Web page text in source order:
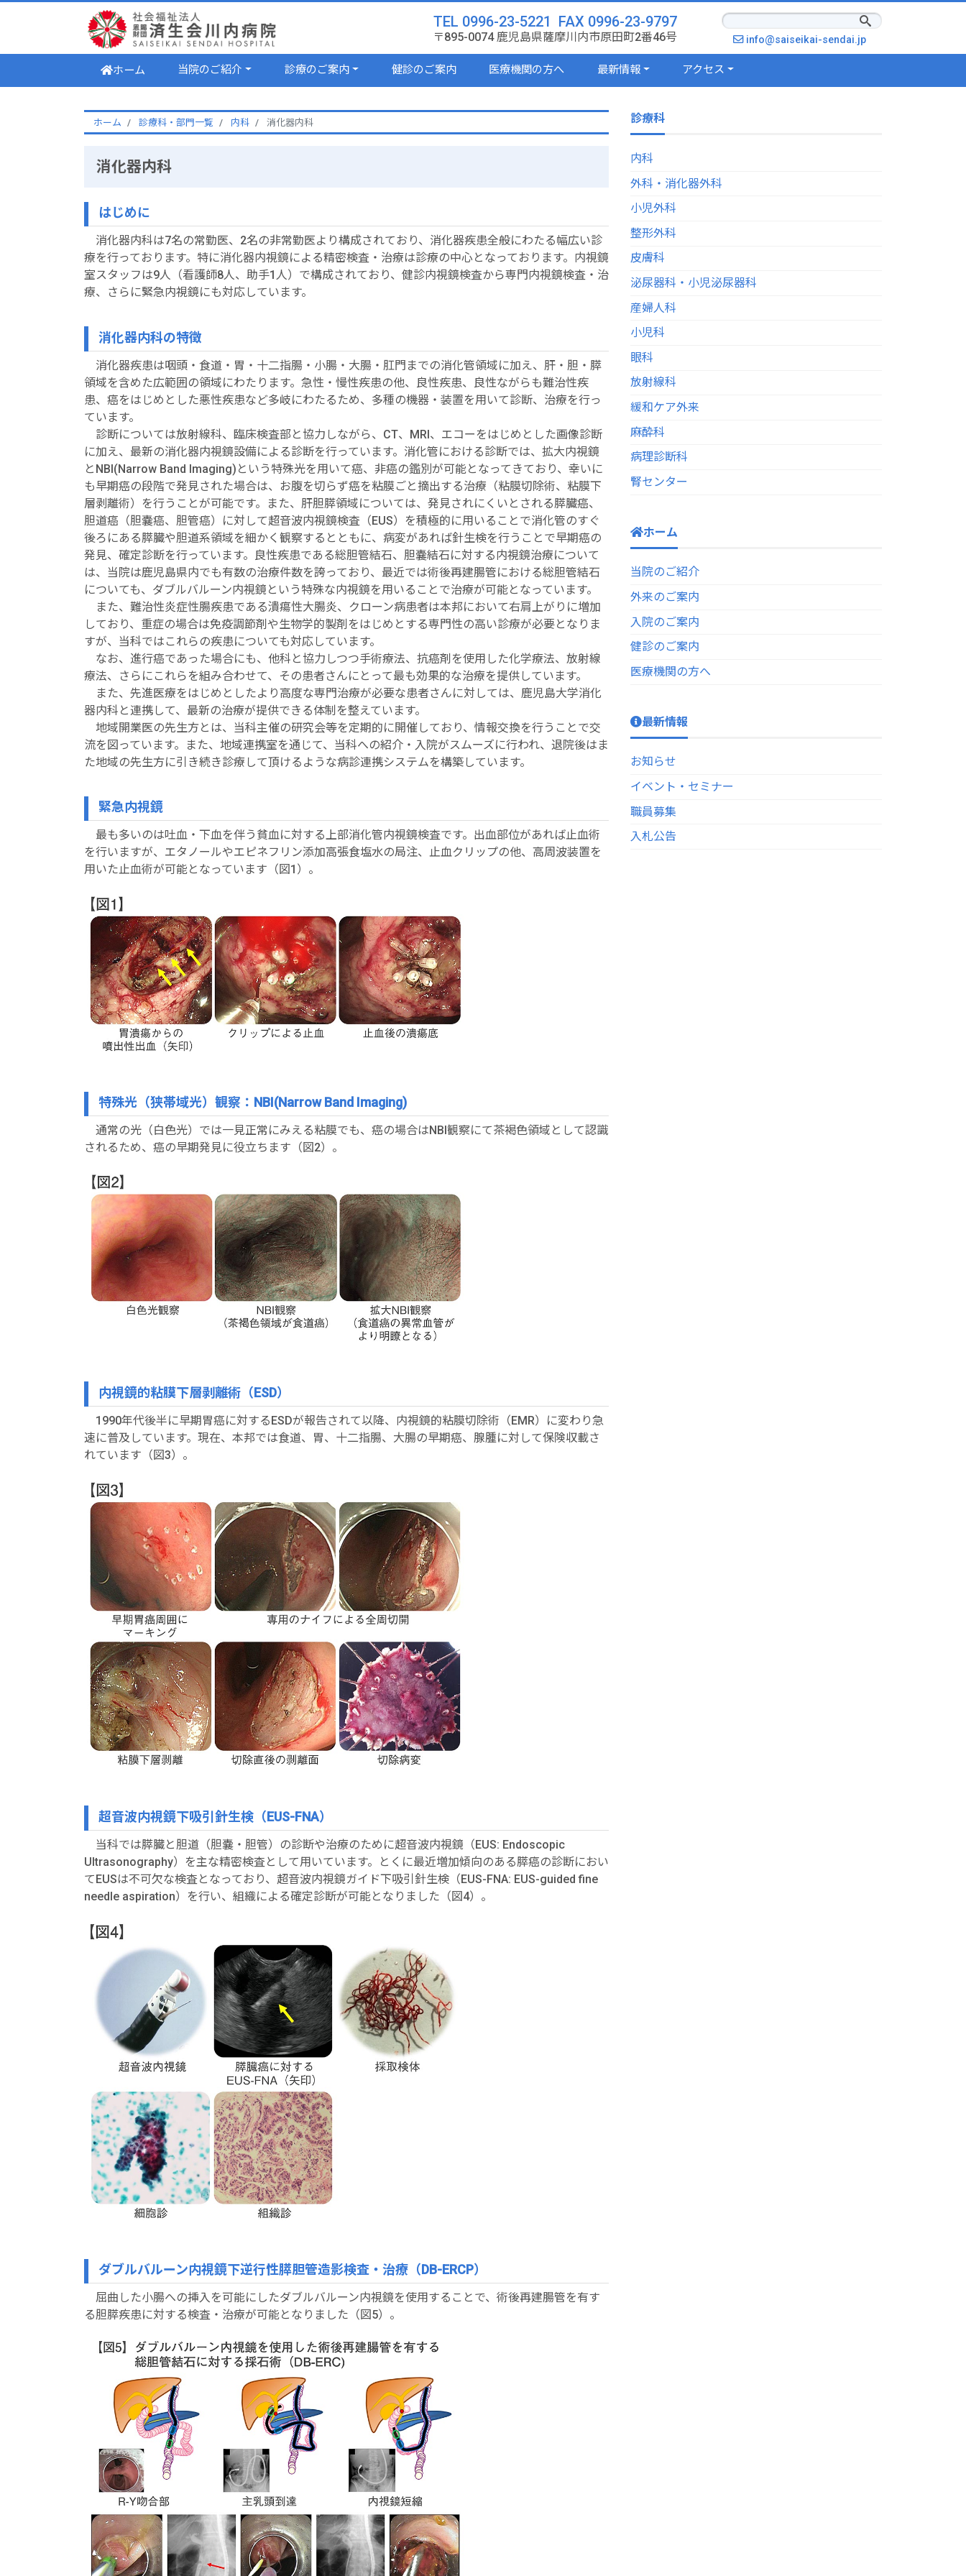
TEL 0996-23-5221 FAX 0996-23-9797
〒895-0074 鹿児島県薩摩川内市原田町2番46号 info@saiseikai-sendai.jp
ホーム 当院のご紹介 診療のご案内 健診のご案内 医療機関の方へ 最新情報 アクセス
ホーム 診療科・部門一覧 内科 消化器内科
消化器内科
はじめに
消化器内科は7名の常勤医、2名の非常勤医より構成されており、消化器疾患全般にわたる幅広い診
療を行っております。特に消化器内視鏡による精密検査・治療は診療の中心となっております。内視鏡
室スタッフは9人（看護師8人、助手1人）で構成されており、健診内視鏡検査から専門内視鏡検査・治
療、さらに緊急内視鏡にも対応しています。
消化器内科の特徴
消化器疾患は咽頭・食道・胃・十二指腸・小腸・大腸・肛門までの消化管領域に加え、肝・胆・膵
領域を含めた広範囲の領域にわたります。急性・慢性疾患の他、良性疾患、良性ながらも難治性疾
患、癌をはじめとした悪性疾患など多岐にわたるため、多種の機器・装置を用いて診断、治療を行っ
ています。
診断については放射線科、臨床検査部と協力しながら、CT、MRI、エコーをはじめとした画像診断
に加え、最新の消化器内視鏡設備による診断を行っています。消化管における診断では、拡大内視鏡
とNBI(Narrow Band Imaging)という特殊光を用いて癌、非癌の鑑別が可能となってきており、幸いに
も早期癌の段階で発見された場合は、お腹を切らず癌を粘膜ごと摘出する治療（粘膜切除術、粘膜下
層剥離術）を行うことが可能です。また、肝胆膵領域については、発見されにくいとされる膵臓癌、
胆道癌（胆嚢癌、胆管癌）に対して超音波内視鏡検査（EUS）を積極的に用いることで消化管のすぐ
後ろにある膵臓や胆道系領域を細かく観察するとともに、病変があれば針生検を行うことで早期癌の
発見、確定診断を行っています。良性疾患である総胆管結石、胆嚢結石に対する内視鏡治療について
は、当院は鹿児島県内でも有数の治療件数を誇っており、最近では術後再建腸管における総胆管結石
についても、ダブルバルーン内視鏡という特殊な内視鏡を用いることで治療が可能となっています。
また、難治性炎症性腸疾患である潰瘍性大腸炎、クローン病患者は本邦において右肩上がりに増加
しており、重症の場合は免疫調節剤や生物学的製剤をはじめとする専門性の高い診療が必要となりま
すが、当科ではこれらの疾患についても対応しています。
なお、進行癌であった場合にも、他科と協力しつつ手術療法、抗癌剤を使用した化学療法、放射線
療法、さらにこれらを組み合わせて、その患者さんにとって最も効果的な治療を提供しています。
また、先進医療をはじめとしたより高度な専門治療が必要な患者さんに対しては、鹿児島大学消化
器内科と連携して、最新の治療が提供できる体制を整えています。
地域開業医の先生方とは、当科主催の研究会等を定期的に開催しており、情報交換を行うことで交
流を図っています。また、地域連携室を通じて、当科への紹介・入院がスムーズに行われ、退院後はま
た地域の先生方に引き続き診療して頂けるような病診連携システムを構築しています。
緊急内視鏡
最も多いのは吐血・下血を伴う貧血に対する上部消化管内視鏡検査です。出血部位があれば止血術
を行いますが、エタノールやエピネフリン添加高張食塩水の局注、止血クリップの他、高周波装置を
用いた止血術が可能となっています（図1）。
特殊光（狭帯域光）観察：NBI(Narrow Band Imaging)
通常の光（白色光）では一見正常にみえる粘膜でも、癌の場合はNBI観察にて茶褐色領域として認識
されるため、癌の早期発見に役立ちます（図2）。
内視鏡的粘膜下層剥離術（ESD）
1990年代後半に早期胃癌に対するESDが報告されて以降、内視鏡的粘膜切除術（EMR）に変わり急
速に普及しています。現在、本邦では食道、胃、十二指腸、大腸の早期癌、腺腫に対して保険収載さ
れています（図3）。
超音波内視鏡下吸引針生検（EUS-FNA）
当科では膵臓と胆道（胆嚢・胆管）の診断や治療のために超音波内視鏡（EUS: Endoscopic
Ultrasonography）を主な精密検査として用いています。とくに最近増加傾向のある膵癌の診断におい
てEUSは不可欠な検査となっており、超音波内視鏡ガイド下吸引針生検（EUS-FNA: EUS-guided fine
needle aspiration）を行い、組織による確定診断が可能となりました（図4）。
ダブルバルーン内視鏡下逆行性膵胆管造影検査・治療（DB-ERCP）
屈曲した小腸への挿入を可能にしたダブルバルーン内視鏡を使用することで、術後再建腸管を有す
る胆膵疾患に対する検査・治療が可能となりました（図5）。
診療科
内科
外科・消化器外科
小児外科
整形外科
皮膚科
泌尿器科・小児泌尿器科
産婦人科
小児科
眼科
放射線科
緩和ケア外来
麻酔科
病理診断科
腎センター
ホーム
当院のご紹介
外来のご案内
入院のご案内
健診のご案内
医療機関の方へ
最新情報
お知らせ
イベント・セミナー
職員募集
入札公告